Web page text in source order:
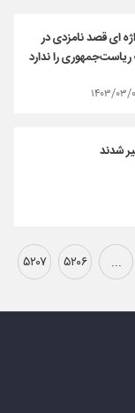
ای قصد نامزدی در
ریاست‌جمهوری را ندارد
شدند
... ۵۲۰۶ ۵۲۰۷